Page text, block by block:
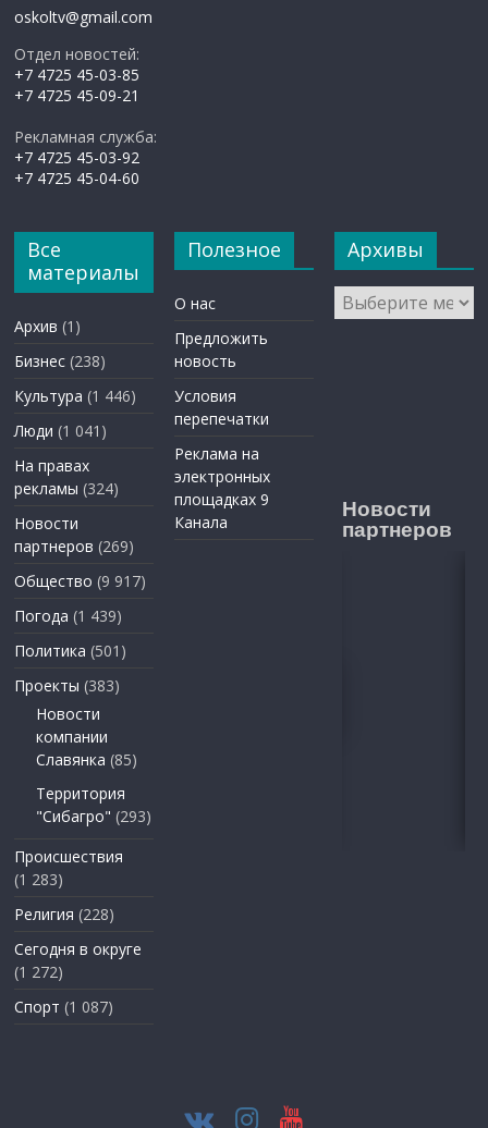
oskoltv@gmail.com
Отдел новостей:
+7 4725 45-03-85
+7 4725 45-09-21
Рекламная служба:
+7 4725 45-03-92
+7 4725 45-04-60
Все
материалы
Архив (1)
Бизнес (238)
Культура (1 446)
Люди (1 041)
На правах
рекламы (324)
Новости
партнеров (269)
Общество (9 917)
Погода (1 439)
Политика (501)
Проекты (383)
Новости
компании
Славянка (85)
Территория
"Сибагро" (293)
Происшествия
(1 283)
Религия (228)
Сегодня в округе
(1 272)
Спорт (1 087)
Полезное
О нас
Предложить
новость
Условия
перепечатки
Реклама на
электронных
площадках 9
Канала
Архивы
Архивы
Новости
партнеров